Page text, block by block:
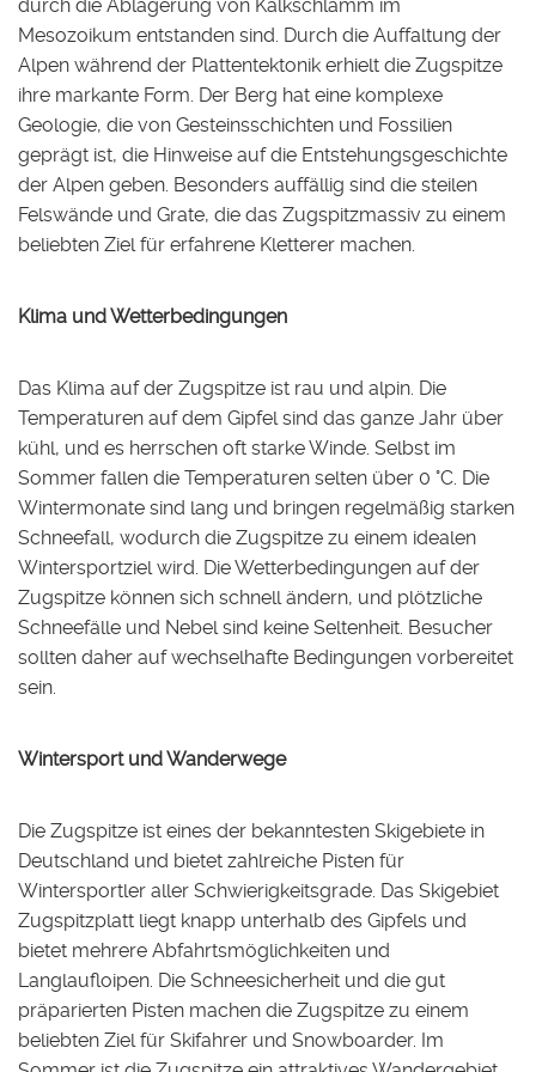
durch die Ablagerung von Kalkschlamm im
Mesozoikum entstanden sind. Durch die Auffaltung der
Alpen während der Plattentektonik erhielt die Zugspitze
ihre markante Form. Der Berg hat eine komplexe
Geologie, die von Gesteinsschichten und Fossilien
geprägt ist, die Hinweise auf die Entstehungsgeschichte
der Alpen geben. Besonders auffällig sind die steilen
Felswände und Grate, die das Zugspitzmassiv zu einem
beliebten Ziel für erfahrene Kletterer machen.
Klima und Wetterbedingungen
Das Klima auf der Zugspitze ist rau und alpin. Die
Temperaturen auf dem Gipfel sind das ganze Jahr über
kühl, und es herrschen oft starke Winde. Selbst im
Sommer fallen die Temperaturen selten über 0 °C. Die
Wintermonate sind lang und bringen regelmäßig starken
Schneefall, wodurch die Zugspitze zu einem idealen
Wintersportziel wird. Die Wetterbedingungen auf der
Zugspitze können sich schnell ändern, und plötzliche
Schneefälle und Nebel sind keine Seltenheit. Besucher
sollten daher auf wechselhafte Bedingungen vorbereitet
sein.
Wintersport und Wanderwege
Die Zugspitze ist eines der bekanntesten Skigebiete in
Deutschland und bietet zahlreiche Pisten für
Wintersportler aller Schwierigkeitsgrade. Das Skigebiet
Zugspitzplatt liegt knapp unterhalb des Gipfels und
bietet mehrere Abfahrtsmöglichkeiten und
Langlaufloipen. Die Schneesicherheit und die gut
präparierten Pisten machen die Zugspitze zu einem
beliebten Ziel für Skifahrer und Snowboarder. Im